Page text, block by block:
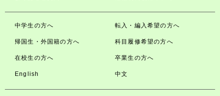
中学生の方へ 転入・編入希望の方へ
帰国生・外国籍の方へ 科目履修希望の方へ
在校生の方へ 卒業生の方へ
English 中文